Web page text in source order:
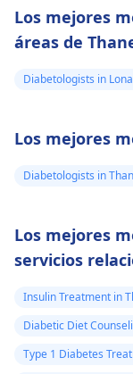
Los mejores
áreas de
Diabetologists in
Los mejores
Diabetologists in
Los mejores
servicios
Insulin Treatment in
Diabetic Diet
Type 1 Diabetes